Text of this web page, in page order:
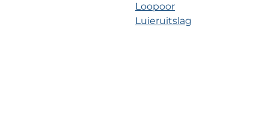
Loopoor
Luieruitslag